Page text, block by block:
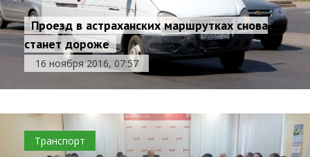
Проезд в астраханских маршрутках снова
станет дороже
16 ноября 2016, 07:57
Транспорт